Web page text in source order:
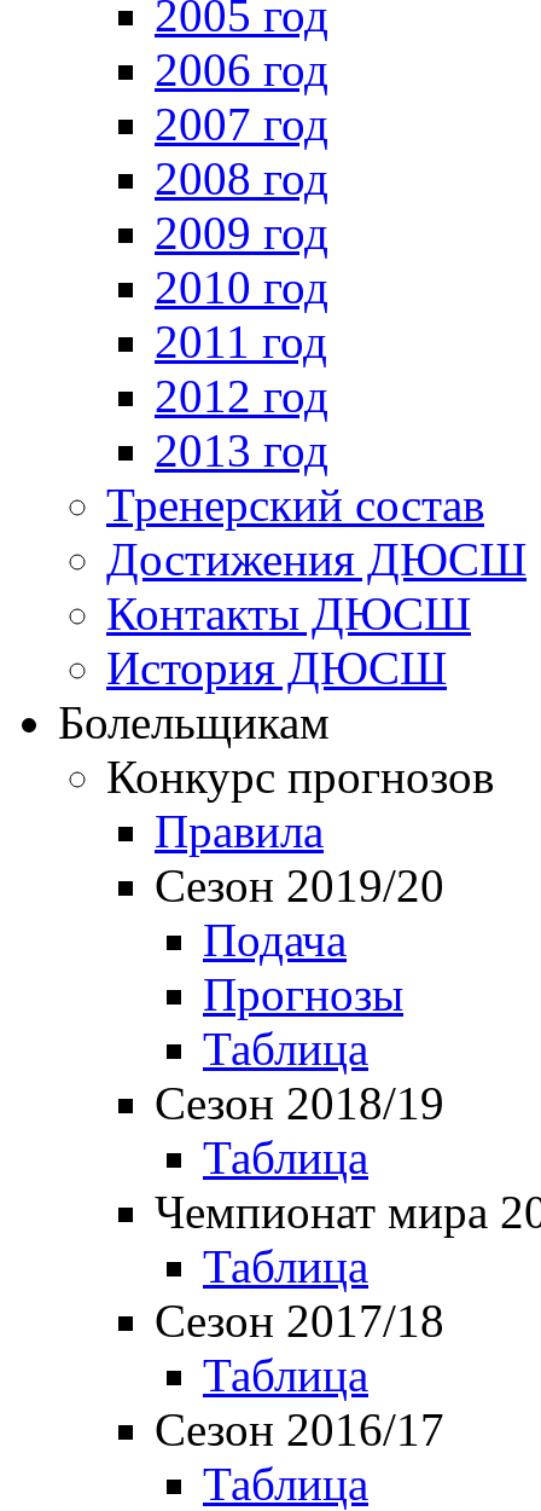
2005 год
2006 год
2007 год
2008 год
2009 год
2010 год
2011 год
2012 год
2013 год
Тренерский состав
Достижения ДЮСШ
Контакты ДЮСШ
История ДЮСШ
Болельщикам
Конкурс прогнозов
Правила
Сезон 2019/20
Подача
Прогнозы
Таблица
Сезон 2018/19
Таблица
Чемпионат мира
Таблица
Сезон 2017/18
Таблица
Сезон 2016/17
Таблица